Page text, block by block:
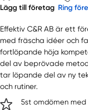
Lägg till företag Ring
Effektiv C&R AB är ett
med fräscha idéer och
fortlöpande höja
del av beprövade
tar löpande del av ny
och rutiner.
5st omdömen